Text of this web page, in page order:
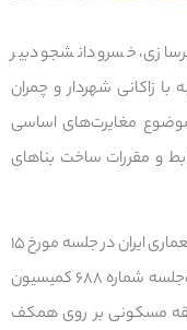
خسرو دانشجو دبیر
زاکانی شهردار و چمران
مغایرت‌های اساسی
یابی و ضوابط و مقررات ساخت بناهای
بر اساس این مصوبه، شورای‌عالی شهرسازی و معماری ایران در جلسه مورخ ۱۵
مرداد ۱۴۰۳ موضوع مغایرت اساسی بند ۱ صورت‌جلسه شماره ۶۸۸ کمیسیون
شهر تهران در خصوص” احداث ۲۱ طبقه مسکونی بر روی همکف